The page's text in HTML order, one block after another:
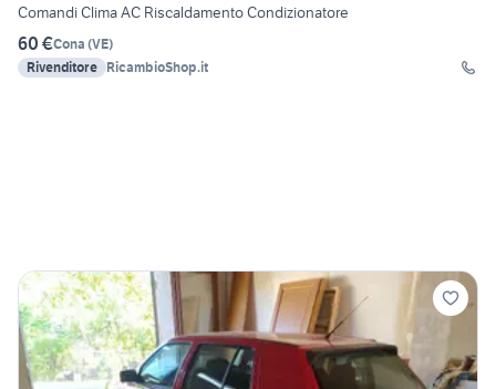
Comandi Clima AC Riscaldamento Condizionatore
60 €Cona (VE)
Rivenditore RicambioShop.it